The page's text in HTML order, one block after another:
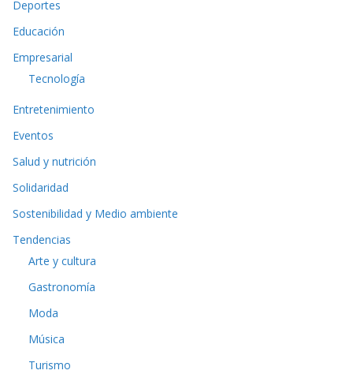
Deportes
Educación
Empresarial
Tecnología
Entretenimiento
Eventos
Salud y nutrición
Solidaridad
Sostenibilidad y Medio ambiente
Tendencias
Arte y cultura
Gastronomía
Moda
Música
Turismo